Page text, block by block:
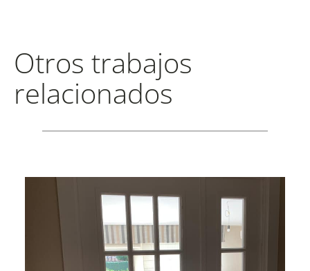
Otros trabajos
relacionados